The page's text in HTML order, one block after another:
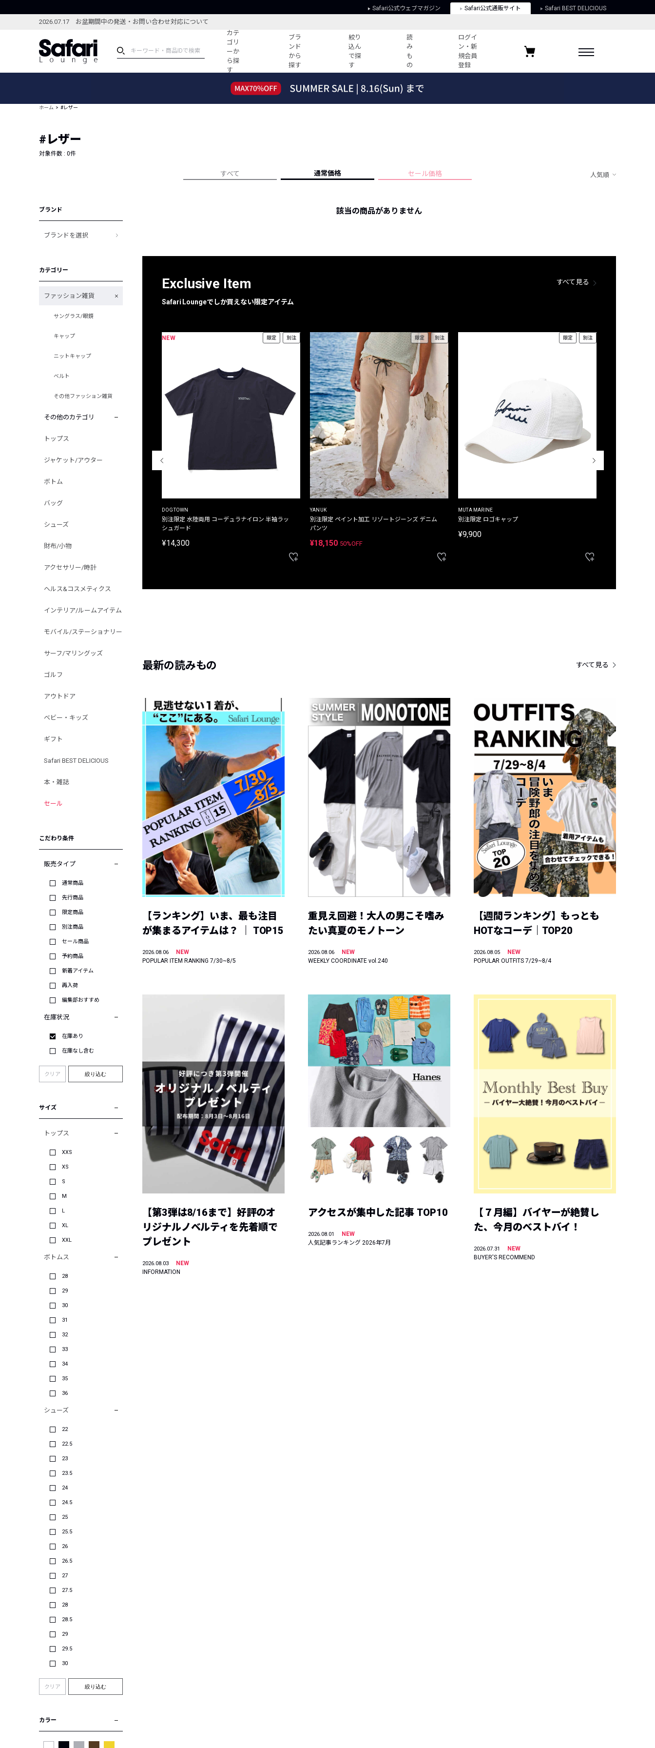
Safari公式ウェブマガジン Safari公式通販サイト Safari BEST DELICIOUS
2026.07.17 お盆期間中の発送・お問い合わせ対応について
カテ
ゴリ
ーか
ら探
す
ブラ
ンド
から
探す
絞り
込ん
で探
す
読
み
も
の
ログイ
ン・新
規会員
登録
ブランドから探す
新着アイテム
編集部のおすすめアイテム
すべての記事
人気記事ランキング
フォーカスブランド
プライバシーポリシー
お気に入りブランド
ホーム #レザー
#レザー
対象件数 : 0件
すべて 通常価格 セール価格 人気順
ブランド
ブランドを選択
カテゴリー
ファッション雑貨
サングラス/眼鏡
キャップ
ニットキャップ
ベルト
その他ファッション雑貨
その他のカテゴリ
トップス
ジャケット/アウター
ボトム
バッグ
シューズ
財布/小物
アクセサリー/時計
ヘルス&コスメティクス
インテリア/ルームアイテム
モバイル/ステーショナリー
サーフ/マリングッズ
ゴルフ
アウトドア
ベビー・キッズ
ギフト
Safari BEST DELICIOUS
本・雑誌
セール
こだわり条件
販売タイプ
通常商品
先行商品
限定商品
別注商品
セール商品
予約商品
新着アイテム
再入荷
編集部おすすめ
在庫状況
在庫あり
在庫なし含む
クリア 絞り込む
サイズ
トップス
XXS
XS
S
M
L
XL
XXL
ボトムス
28
29
30
31
32
33
34
35
36
シューズ
22
22.5
23
23.5
24
24.5
25
25.5
26
26.5
27
27.5
28
28.5
29
29.5
30
クリア 絞り込む
カラー
該当の商品がありません
Exclusive Item
Safari Loungeでしか買えない限定アイテム
すべて見る
プリントTシャツ
NEW 限定 別注
DOGTOWN
別注限定 水陸両用 コーデュラナイロン 半袖ラッ
シュガード
¥14,300
限定 別注
YANUK
別注限定 ペイント加工 リゾートジーンズ デニム
パンツ
¥18,150 50%OFF
限定 別注
MUTA MARINE
別注限定 ロゴキャップ
¥9,900
最新の読みもの すべて見る
【ランキング】いま、最も注目
が集まるアイテムは？ ｜ TOP15
2026.08.06
NEW
POPULAR ITEM RANKING 7/30~8/5
重見え回避！大人の男こそ嗜み
たい真夏のモノトーン
2026.08.06
NEW
WEEKLY COORDINATE vol.240
【週間ランキング】もっとも
HOTなコーデ｜TOP20
2026.08.05
NEW
POPULAR OUTFITS 7/29~8/4
【第3弾は8/16まで】好評のオ
リジナルノベルティを先着順で
プレゼント
2026.08.03
NEW
INFORMATION
アクセスが集中した記事 TOP10
2026.08.01
NEW
人気記事ランキング 2026年7月
【７月編】バイヤーが絶賛し
た、今月のベストバイ！
2026.07.31
NEW
BUYER'S RECOMMEND